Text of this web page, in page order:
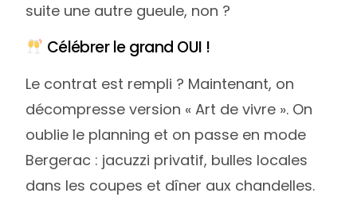
suite une autre gueule, non ?
Célébrer le grand OUI !
Le contrat est rempli ? Maintenant, on
décompresse version « Art de vivre ». On
oublie le planning et on passe en mode
Bergerac : jacuzzi privatif, bulles locales
dans les coupes et dîner aux chandelles.